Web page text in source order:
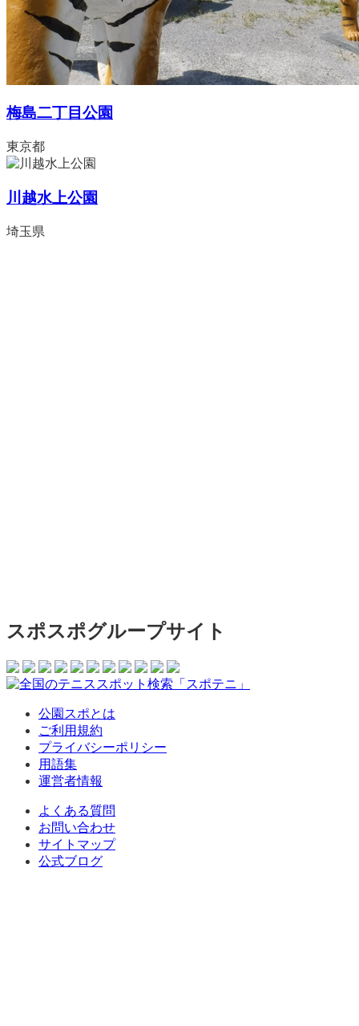
梅島二丁目公園
東京都
川越水上公園
埼玉県
スポスポグループサイト
公園スポとは
ご利用規約
プライバシーポリシー
用語集
運営者情報
よくある質問
お問い合わせ
サイトマップ
公式ブログ